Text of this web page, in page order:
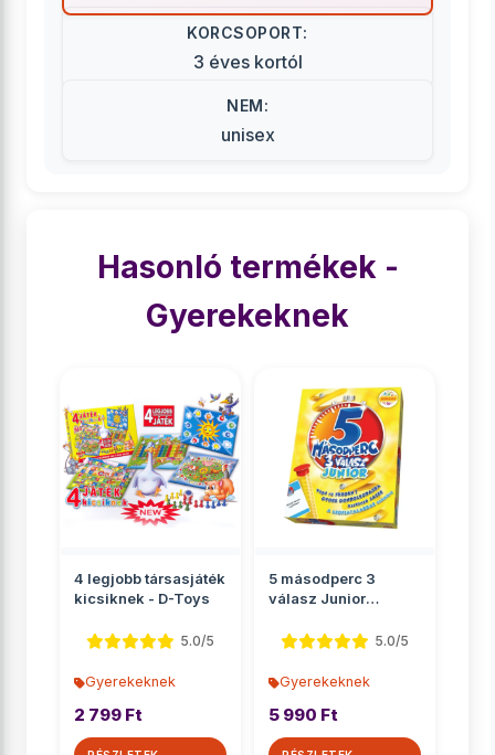
KORCSOPORT:
3 éves kortól
NEM:
unisex
Hasonló termékek -
Gyerekeknek
4 legjobb társasjáték
kicsiknek - D-Toys
5.0/5
Gyerekeknek
2 799 Ft
5 másodperc 3
válasz Junior
5.0/5
Gyerekeknek
5 990 Ft